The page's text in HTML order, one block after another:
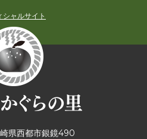
シャルサイト
県西都市銀鏡490